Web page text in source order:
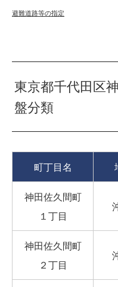
避難道路等の指定
東京都千代田区
盤分類
町丁目名
神田佐久間町
１丁目
神田佐久間町
２丁目